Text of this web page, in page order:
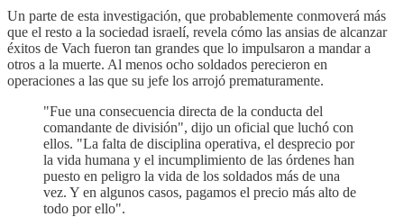
Un parte de esta investigación, que probablemente conmoverá más
que el resto a la sociedad israelí, revela cómo las ansias de alcanzar
éxitos de Vach fueron tan grandes que lo impulsaron a mandar a
otros a la muerte. Al menos ocho soldados perecieron en
operaciones a las que su jefe los arrojó prematuramente.
"Fue una consecuencia directa de la conducta del
comandante de división", dijo un oficial que luchó con
ellos. "La falta de disciplina operativa, el desprecio por
la vida humana y el incumplimiento de las órdenes han
puesto en peligro la vida de los soldados más de una
vez. Y en algunos casos, pagamos el precio más alto de
todo por ello".